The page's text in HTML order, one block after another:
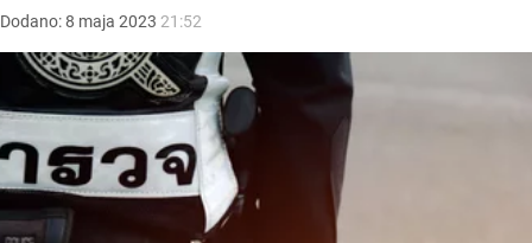
Dodano:8 maja 2023 21:52